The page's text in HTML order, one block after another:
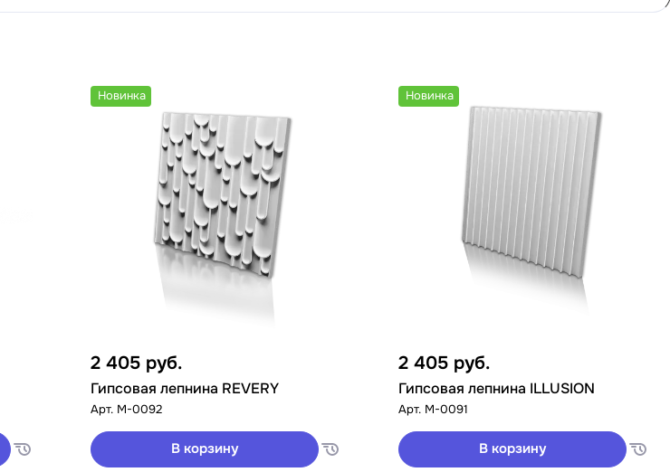
Новинка
2 405 руб.
Гипсовая лепнина REVERY
Арт. M-0092
В корзину
Новинка
2 405 руб.
Гипсовая лепнина ILLUSION
Арт. M-0091
В корзину